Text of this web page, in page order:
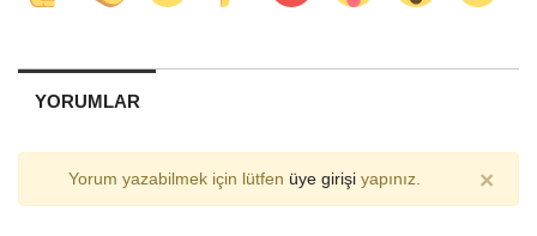
YORUMLAR
Yorum yazabilmek için lütfen üye girişiyapınız. ×